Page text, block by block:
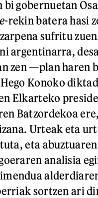
bi gobernuetan
-rekin batera hasi
sufritu
argentinarra,
zen —plan haren
Konoko
Elkarteko
Batzordekoa
Urteak eta
eta abuztuaren
analisia
sortzen ari